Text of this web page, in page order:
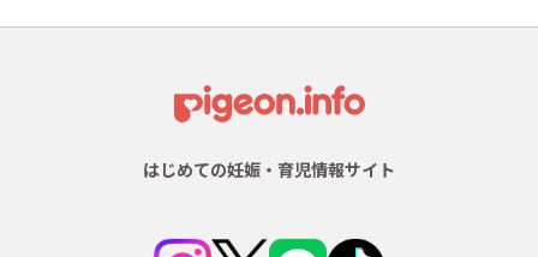
はじめての妊娠・育児情報サイト